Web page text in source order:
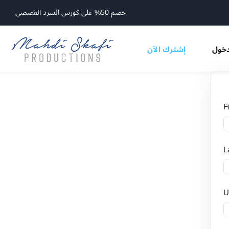
خصم 50% على كورس السرد القصصي
إشترك الآن